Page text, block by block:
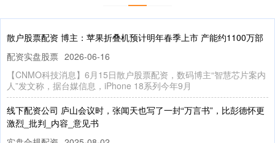
散户股票配资 博主：苹果折叠机预计明年春季上市 产能约1100万部
配资实盘股票 2026-06-16
【CNMO科技消息】6月15日散户股票配资，数码博主“智慧芯片案内
人”发文称，据台媒信息，iPhone 18系列今年9月
线下配资公司 庐山会议时，张闻天也写了一封“万言书”，比彭德怀更
激烈_批判_内容_意见书